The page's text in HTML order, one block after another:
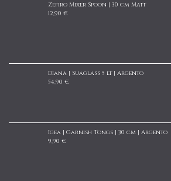
Zefiro Mixer Spoon | 30 cm Matt
12,90 €
Diana | Suaglass 5 lt | Argento
54,90 €
Igea | Garnish Tongs | 30 cm | Argento
9,90 €